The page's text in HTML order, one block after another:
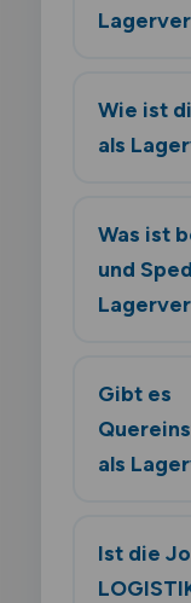
Wie ist
als
Was ist
und
Gibt es
als
Ist die